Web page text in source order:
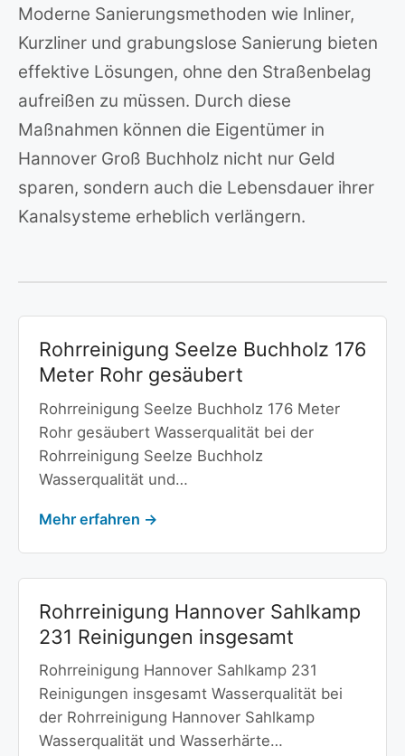
Moderne Sanierungsmethoden wie Inliner,
Kurzliner und grabungslose Sanierung bieten
effektive Lösungen, ohne den Straßenbelag
aufreißen zu müssen. Durch diese
Maßnahmen können die Eigentümer in
Hannover Groß Buchholz nicht nur Geld
sparen, sondern auch die Lebensdauer ihrer
Kanalsysteme erheblich verlängern.
Rohrreinigung Seelze Buchholz 176
Meter Rohr gesäubert
Rohrreinigung Seelze Buchholz 176 Meter
Rohr gesäubert Wasserqualität bei der
Rohrreinigung Seelze Buchholz
Wasserqualität und…
Mehr erfahren →
Rohrreinigung Hannover Sahlkamp
231 Reinigungen insgesamt
Rohrreinigung Hannover Sahlkamp 231
Reinigungen insgesamt Wasserqualität bei
der Rohrreinigung Hannover Sahlkamp
Wasserqualität und Wasserhärte…